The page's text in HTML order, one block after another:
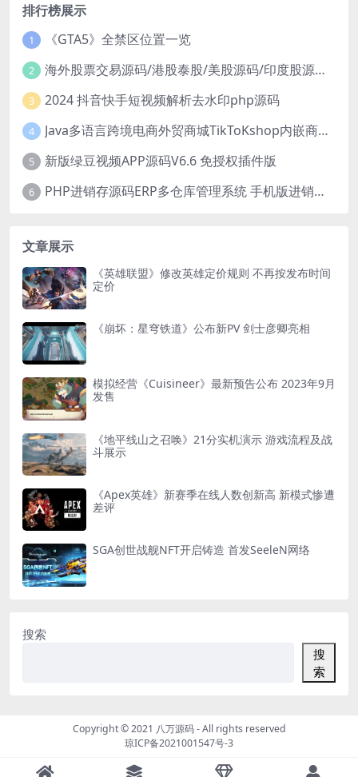
排行榜展示
1 《GTA5》全禁区位置一览
2 海外股票交易源码/港股泰股/美股源码/印度股源码/马拉西亚股票源码/国际股票配资
3 2024 抖音快手短视频解析去水印php源码
4 Java多语言跨境电商外贸商城TikToKshop内嵌商城I商家入驻I一键铺
5 新版绿豆视频APP源码V6.6 免授权插件版
6 PHP进销存源码ERP多仓库管理系统 手机版进销存 php网络版进销存小程序
文章展示
《英雄联盟》修改英雄定价规则 不再按发布时间
定价
《崩坏：星穹铁道》公布新PV 剑士彦卿亮相
模拟经营《Cuisineer》最新预告公布 2023年9月
发售
《地平线山之召唤》21分实机演示 游戏流程及战
斗展示
《Apex英雄》新赛季在线人数创新高 新模式惨遭
差评
SGA创世战舰NFT开启铸造 首发SeeleN网络
搜索
搜
索
Copyright © 2021 八万源码- All rights reserved
琼ICP备2021001547号-3